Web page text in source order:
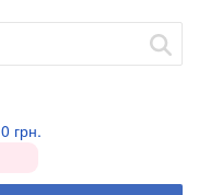
0 грн.